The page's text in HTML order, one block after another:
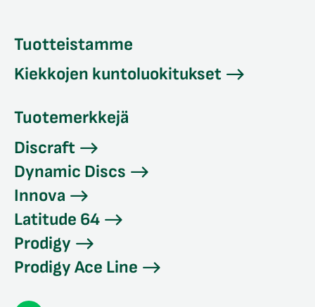
Tuotteistamme
Kiekkojen kuntoluokitukset
Tuotemerkkejä
Discraft
Dynamic Discs
Innova
Latitude 64
Prodigy
Prodigy Ace Line